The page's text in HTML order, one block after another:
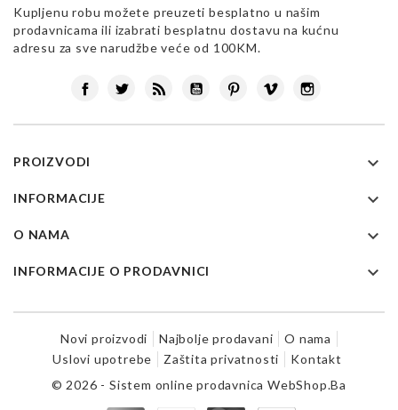
Kupljenu robu možete preuzeti besplatno u našim
prodavnicama ili izabrati besplatnu dostavu na kućnu
adresu za sve narudžbe veće od 100KM.
FacebookTwitter Rss YouTubePinterest
Vimeo
PROIZVODI 
INFORMACIJE 
O NAMA 
INFORMACIJE O PRODAVNICI 
Novi proizvodi Najbolje prodavani
O nama
Uslovi upotrebe
Zaštita privatnosti
Kontakt
© 2026 - Sistem online prodavnica WebShop.Ba